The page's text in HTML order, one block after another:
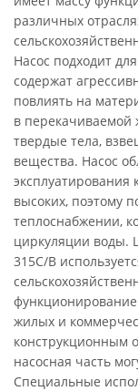
различных
Насос подходит
содержат
повлиять на
в перекачиваемой
твердые тела,
вещества. Насос
эксплуатирования
высоких, поэтому
теплоснабжении,
циркуляции воды.
315C/B
жилых и
конструкционным
насосная часть
Специальные